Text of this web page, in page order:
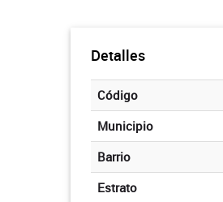
Detalles
Código
Municipio
Barrio
Estrato